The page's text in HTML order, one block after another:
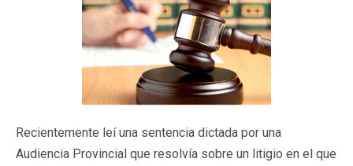
Recientemente leí una sentencia dictada por una
Audiencia Provincial que resolvía sobre un litigio en el que